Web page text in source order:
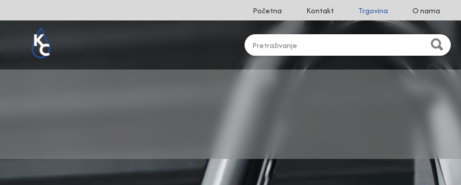
Početna Kontakt Trgovina O nama